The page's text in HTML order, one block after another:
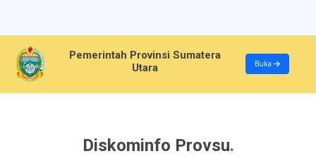
Pemerintah Provinsi Sumatera
Utara
Buka
Diskominfo Provsu.